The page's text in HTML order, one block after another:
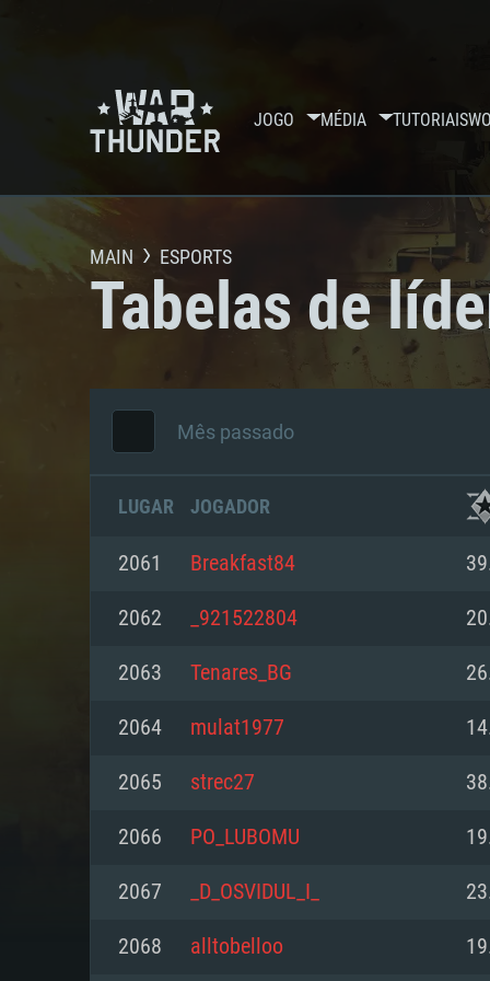
JOGO MÉDIA TUTORIAIS
MAIN ESPORTS
Tabelas de
Mês passado
LUGAR JOGADOR
2061 Breakfast84
2062 _921522804
2063 Tenares_BG
2064 mulat1977
2065 strec27
2066 PO_LUBOMU
2067 _D_OSVIDUL_I_
2068 alltobelloo